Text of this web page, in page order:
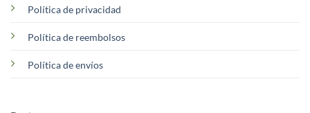
Política de privacidad
Política de reembolsos
Política de envíos